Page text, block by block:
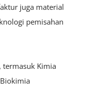
juga material
pemisahan
termasuk Kimia